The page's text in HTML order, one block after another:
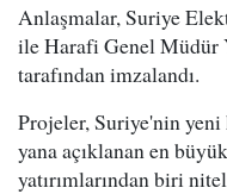
Anlaşmalar, Suriye
ile Harafi Genel Müdür
tarafından imzalandı.
Projeler, Suriye'nin
yana açıklanan en
yatırımlarından biri